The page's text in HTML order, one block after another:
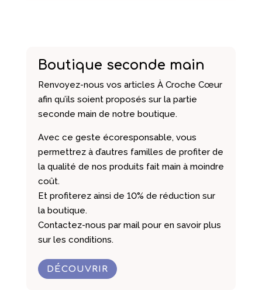
Boutique seconde main
Renvoyez-nous vos articles À Croche Cœur
afin qu’ils soient proposés sur la partie
seconde main de notre boutique.
Avec ce geste écoresponsable, vous
permettrez à d’autres familles de profiter de
la qualité de nos produits fait main à moindre
coût.
Et profiterez ainsi de 10% de réduction sur
la boutique.
Contactez-nous par mail pour en savoir plus
sur les conditions.
DÉCOUVRIR